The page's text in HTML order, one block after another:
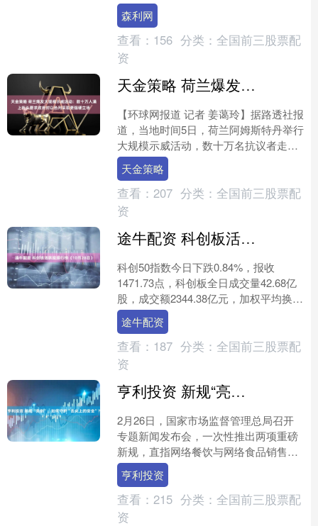
森利网
查看： 156 分类： 全国前三股票配
资
天金策略 荷兰爆发大规模示威活动：数十万人涌上街头要求政府对以色列采取更强硬立场
【环球网报道 记者 姜蔼玲】据路透社报
道，当地时间5日，荷兰阿姆斯特丹举行
大规模示威活动，数十万名抗议者走上
街头，要求荷兰政府就以色列在加沙的
军事行动采取更强硬....
天金策略
查看： 207 分类： 全国前三股票配
资
途牛配资 科创板活跃股排行榜（10月28日）
科创50指数今日下跌0.84%，报收
1471.73点，科创板全日成交量42.68亿
股，成交额2344.38亿元，加权平均换手
率为2.24%。 证券时报·数据宝统....
途牛配资
查看： 187 分类： 全国前三股票配
资
亨利投资 新规“亮剑”，如何守护“舌尖上的安全”？
2月26日，国家市场监督管理总局召开
专题新闻发布会，一次性推出两项重磅
新规，直指网络餐饮与网络食品销售两
大领域。一份紧盯线上外卖、餐饮服
务，一份规范网购食品、直....
亨利投资
查看： 215 分类： 全国前三股票配
资